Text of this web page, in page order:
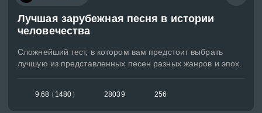
Лучшая зарубежная песня в истории
человечества
Сложнейший тест, в котором вам предстоит выбрать
лучшую из представленных песен разных жанров и эпох.
9.68 ( 1480) 28039 256